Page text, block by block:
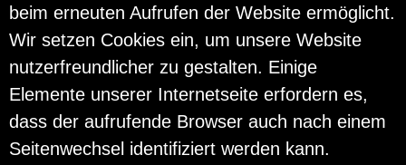
beim erneuten Aufrufen der Website ermöglicht.
Wir setzen Cookies ein, um unsere Website
nutzerfreundlicher zu gestalten. Einige
Elemente unserer Internetseite erfordern es,
dass der aufrufende Browser auch nach einem
Seitenwechsel identifiziert werden kann.